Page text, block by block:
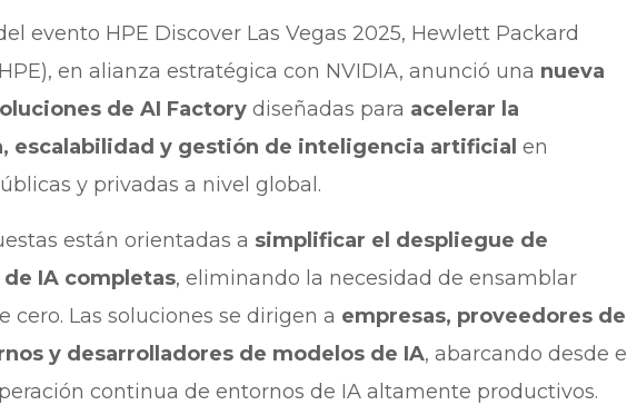
evento HPE Discover Las Vegas 2025, Hewlett Packard
en alianza estratégica con NVIDIA, anunció una nueva
de AI Factory diseñadas para acelerar la
escalabilidad y gestión de inteligencia artificial en
y privadas a nivel global.
están orientadas a simplificar el despliegue de
IA completas, eliminando la necesidad de ensamblar
cero. Las soluciones se dirigen a empresas, proveedores de
y desarrolladores de modelos de IA, abarcando desde el
continua de entornos de IA altamente productivos.